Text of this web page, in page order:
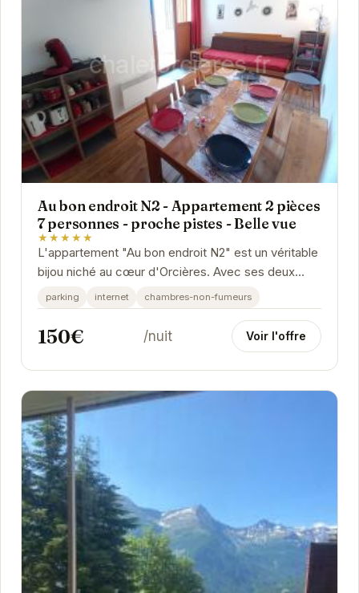
Au bon endroit N2 - Appartement 2 pièces
7 personnes - proche pistes - Belle vue
★★★★★
L'appartement "Au bon endroit N2" est un véritable
bijou niché au cœur d'Orcières. Avec ses deux
pièces spacieuses, il peut accueillir jusqu'à...
parking internet chambres-non-fumeurs
150€ /nuit Voir l'offre